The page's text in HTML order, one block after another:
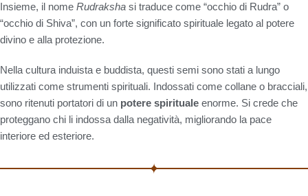
Insieme, il nome Rudraksha si traduce come “occhio di Rudra” o
“occhio di Shiva”, con un forte significato spirituale legato al potere
divino e alla protezione.
Nella cultura induista e buddista, questi semi sono stati a lungo
utilizzati come strumenti spirituali. Indossati come collane o bracciali,
sono ritenuti portatori di un potere spirituale enorme. Si crede che
proteggano chi li indossa dalla negatività, migliorando la pace
interiore ed esteriore.